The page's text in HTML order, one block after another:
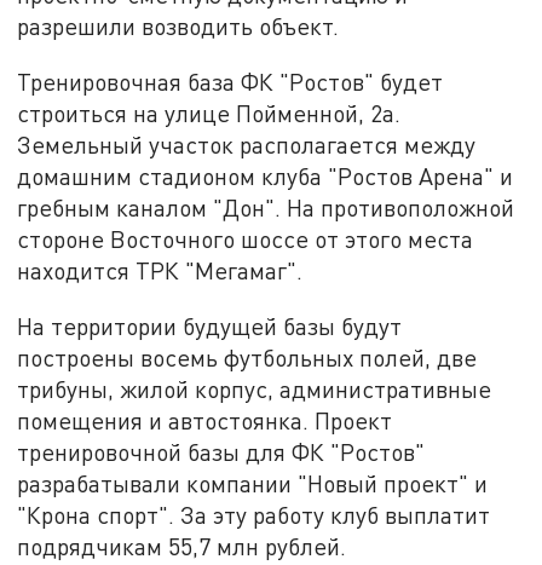
разрешили возводить объект.
Тренировочная база ФК "Ростов" будет
строиться на улице Пойменной, 2а.
Земельный участок располагается между
домашним стадионом клуба "Ростов Арена" и
гребным каналом "Дон". На противоположной
стороне Восточного шоссе от этого места
находится ТРК "Мегамаг".
На территории будущей базы будут
построены восемь футбольных полей, две
трибуны, жилой корпус, административные
помещения и автостоянка. Проект
тренировочной базы для ФК "Ростов"
разрабатывали компании "Новый проект" и
"Крона спорт". За эту работу клуб выплатит
подрядчикам 55,7 млн рублей.